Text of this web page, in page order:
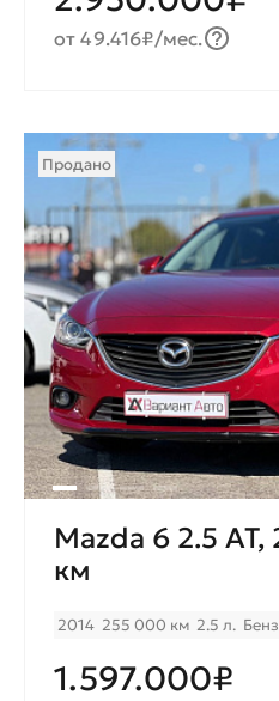
от 49.416₽/мес.
Продано
Mazda 6 2.5
км
2014 255 000 км 2.5 л.
1.597.000₽